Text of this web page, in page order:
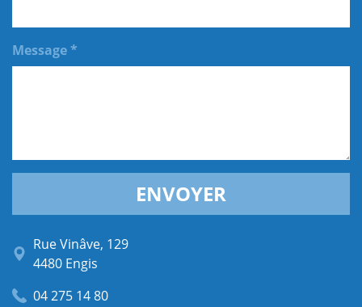
Message *
ENVOYER
Rue Vinâve, 129
4480 Engis
04 275 14 80